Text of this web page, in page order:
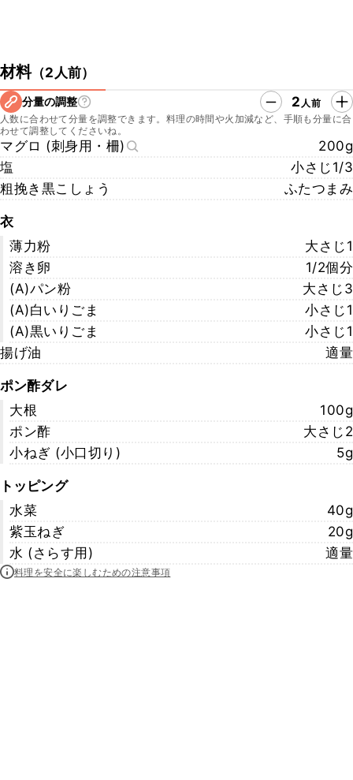
材料（2人前）
分量の調整 2 人前
人数に合わせて分量を調整できます。料理の時間や火加減など、手順も分量に合
わせて調整してくださいね。
マグロ (刺身用・柵)
200g
塩
小さじ1/3
粗挽き黒こしょう
ふたつまみ
衣
薄力粉
大さじ1
溶き卵
1/2個分
(A)パン粉
大さじ3
(A)白いりごま
小さじ1
(A)黒いりごま
小さじ1
揚げ油
適量
ポン酢ダレ
大根
100g
ポン酢
大さじ2
小ねぎ (小口切り)
5g
トッピング
水菜
40g
紫玉ねぎ
20g
水 (さらす用)
適量
料理を安全に楽しむための注意事項